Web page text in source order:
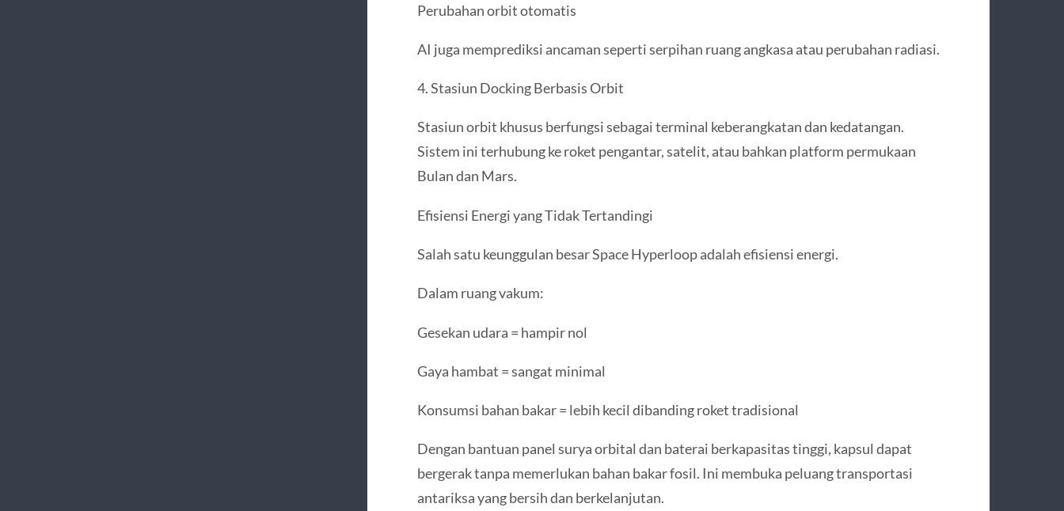
Perubahan orbit otomatis
AI juga memprediksi ancaman seperti serpihan ruang angkasa atau perubahan radiasi.
4. Stasiun Docking Berbasis Orbit
Stasiun orbit khusus berfungsi sebagai terminal keberangkatan dan kedatangan.
Sistem ini terhubung ke roket pengantar, satelit, atau bahkan platform permukaan
Bulan dan Mars.
Efisiensi Energi yang Tidak Tertandingi
Salah satu keunggulan besar Space Hyperloop adalah efisiensi energi.
Dalam ruang vakum:
Gesekan udara = hampir nol
Gaya hambat = sangat minimal
Konsumsi bahan bakar = lebih kecil dibanding roket tradisional
Dengan bantuan panel surya orbital dan baterai berkapasitas tinggi, kapsul dapat
bergerak tanpa memerlukan bahan bakar fosil. Ini membuka peluang transportasi
antariksa yang bersih dan berkelanjutan.